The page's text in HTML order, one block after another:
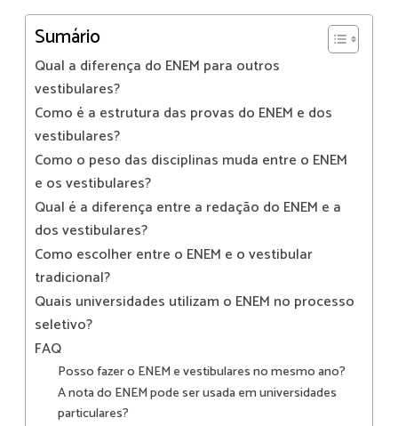
Sumário
Qual a diferença do ENEM para outros
vestibulares?
Como é a estrutura das provas do ENEM e dos
vestibulares?
Como o peso das disciplinas muda entre o ENEM
e os vestibulares?
Qual é a diferença entre a redação do ENEM e a
dos vestibulares?
Como escolher entre o ENEM e o vestibular
tradicional?
Quais universidades utilizam o ENEM no processo
seletivo?
FAQ
Posso fazer o ENEM e vestibulares no mesmo ano?
A nota do ENEM pode ser usada em universidades
particulares?